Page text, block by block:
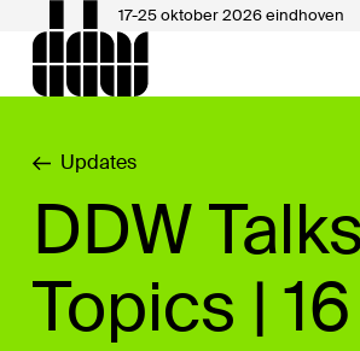
17-25 oktober 2026 eindhoven
Updates
DDW
Topics | 16